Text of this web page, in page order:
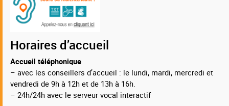
Horaires d’accueil
Accueil téléphonique
– avec les conseillers d’accueil : le lundi, mardi, mercredi et
vendredi de 9h à 12h et de 13h à 16h.
– 24h/24h avec le serveur vocal interactif